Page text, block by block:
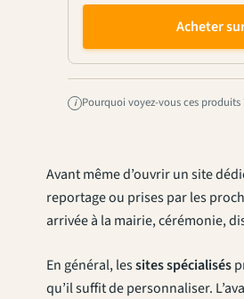
Acheter
i Pourquoi voyez-vous ces produits
Avant même d’ouvrir un site
reportage ou prises par les
arrivée à la mairie, cérémonie,
En général, lessites spécialisés
qu’il suffit de personnaliser.